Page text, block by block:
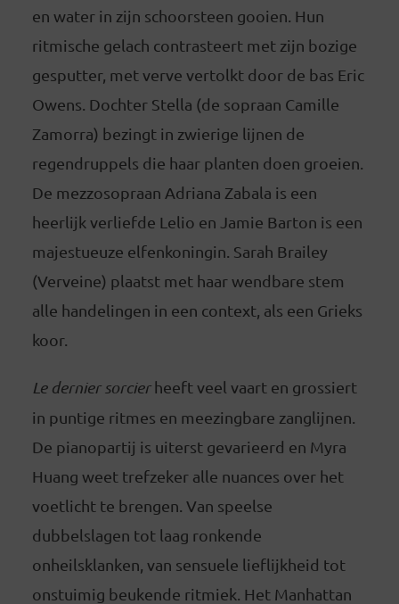
en water in zijn schoorsteen gooien. Hun
ritmische gelach contrasteert met zijn bozige
gesputter, met verve vertolkt door de bas Eric
Owens. Dochter Stella (de sopraan Camille
Zamorra) bezingt in zwierige lijnen de
regendruppels die haar planten doen groeien.
De mezzosopraan Adriana Zabala is een
heerlijk verliefde Lelio en Jamie Barton is een
majestueuze elfenkoningin. Sarah Brailey
(Verveine) plaatst met haar wendbare stem
alle handelingen in een context, als een Grieks
koor.
Le dernier sorcierheeft veel vaart en grossiert
in puntige ritmes en meezingbare zanglijnen.
De pianopartij is uiterst gevarieerd en Myra
Huang weet trefzeker alle nuances over het
voetlicht te brengen. Van speelse
dubbelslagen tot laag ronkende
onheilsklanken, van sensuele lieflijkheid tot
onstuimig beukende ritmiek. Het Manhattan